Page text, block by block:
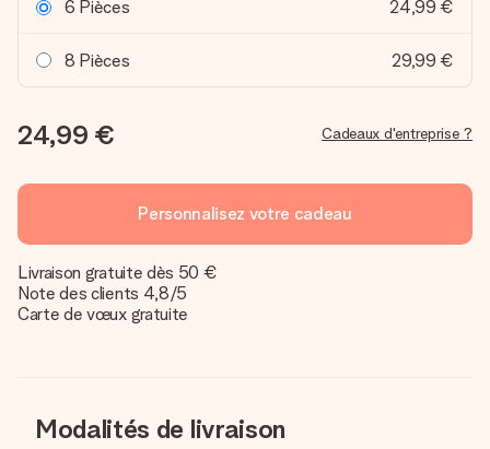
6 Pièces 24,99 €
8 Pièces 29,99 €
24,99 € Cadeaux d'entreprise ?
Personnalisez votre cadeau
Livraison gratuite dès 50 €
Note des clients 4,8/5
Carte de vœux gratuite
Modalités de livraison